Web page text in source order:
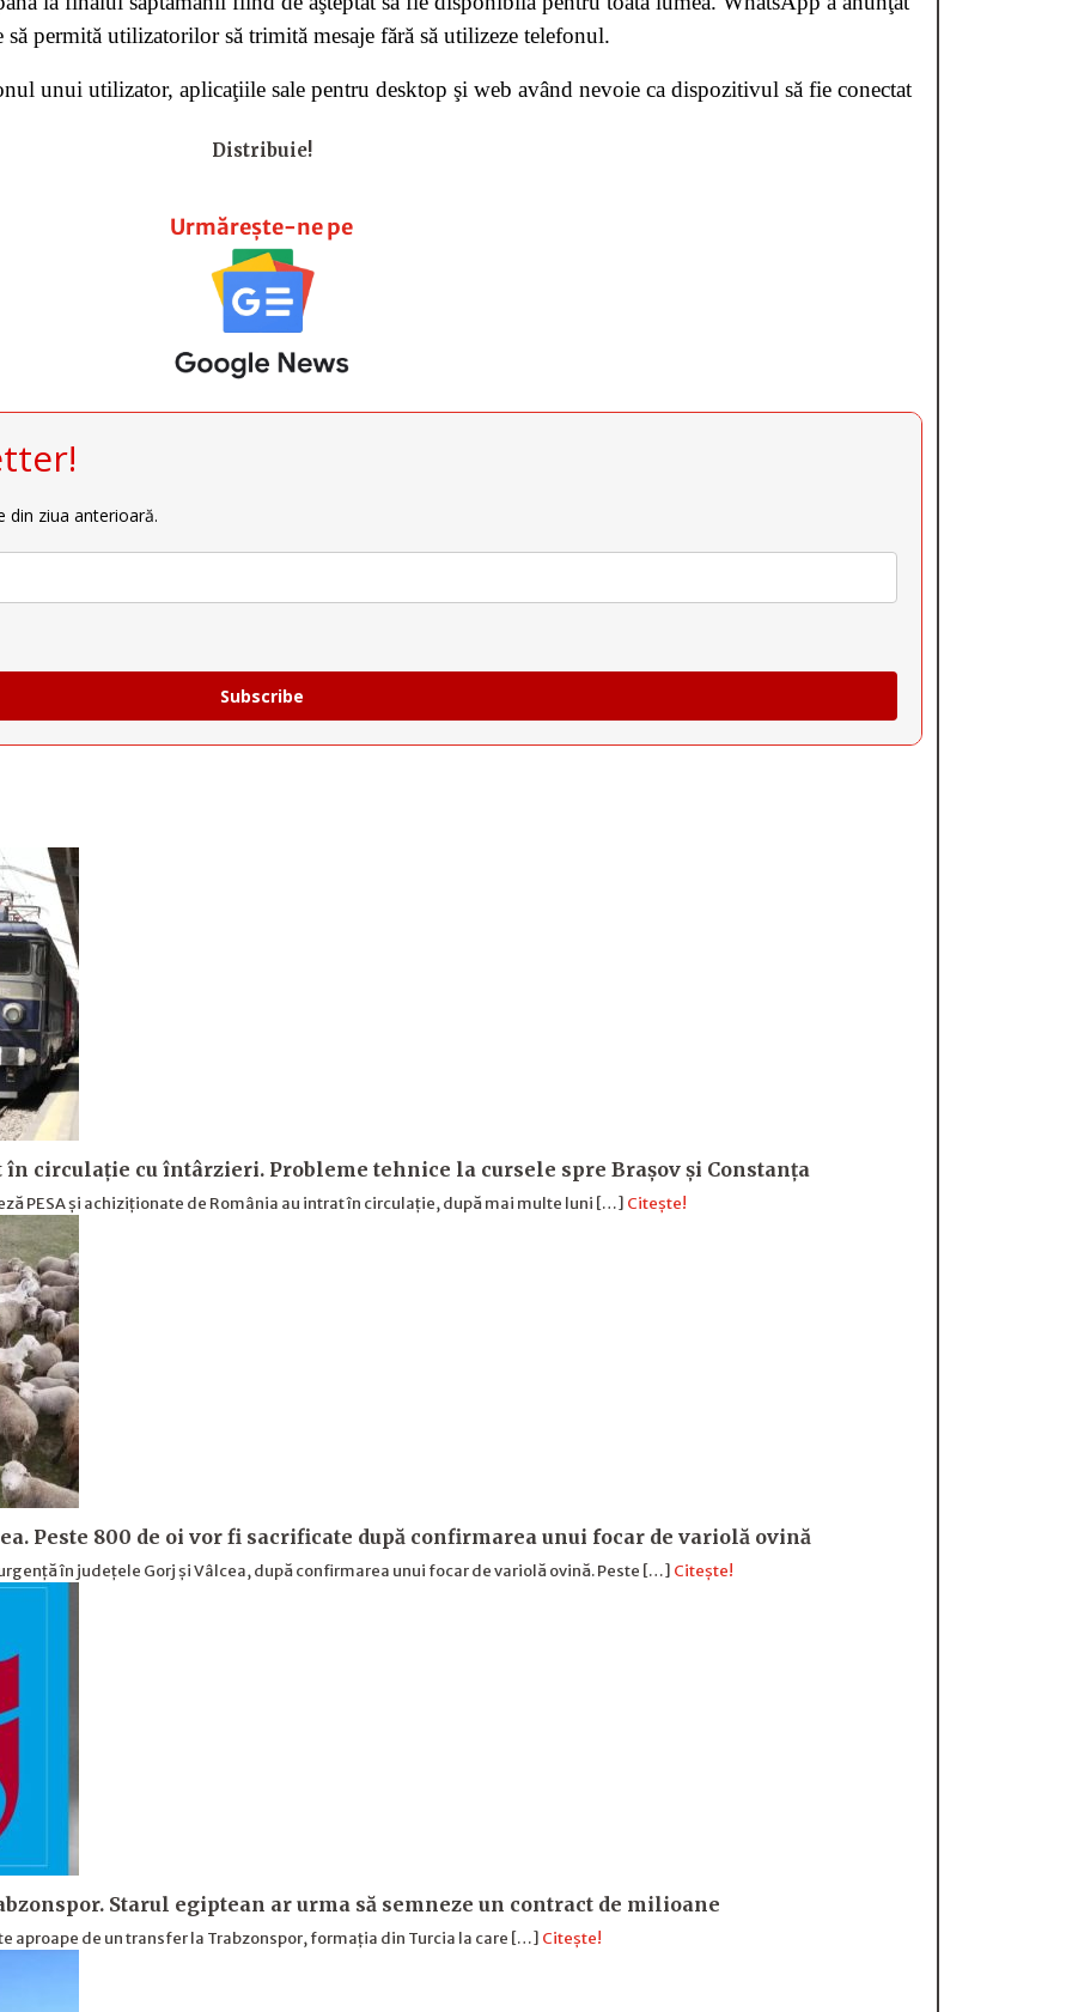
permită utilizatorilor să trimită mesaje fără să utilizeze telefonul.
unui utilizator, aplicaţiile sale pentru desktop şi web având nevoie ca dispozitivul să fie conectat
Distribuie!
Urmărește-ne pe
din ziua anterioară.
Subscribe
circulație cu întârzieri. Probleme tehnice la cursele spre Brașov și Constanța
PESA și achiziționate de România au intrat în circulație, după mai multe luni […] Citește!
Peste 800 de oi vor fi sacrificate după confirmarea unui focar de variolă ovină
în județele Gorj și Vâlcea, după confirmarea unui focar de variolă ovină. Peste […] Citește!
Starul egiptean ar urma să semneze un contract de milioane
aproape de un transfer la Trabzonspor, formația din Turcia la care […] Citește!